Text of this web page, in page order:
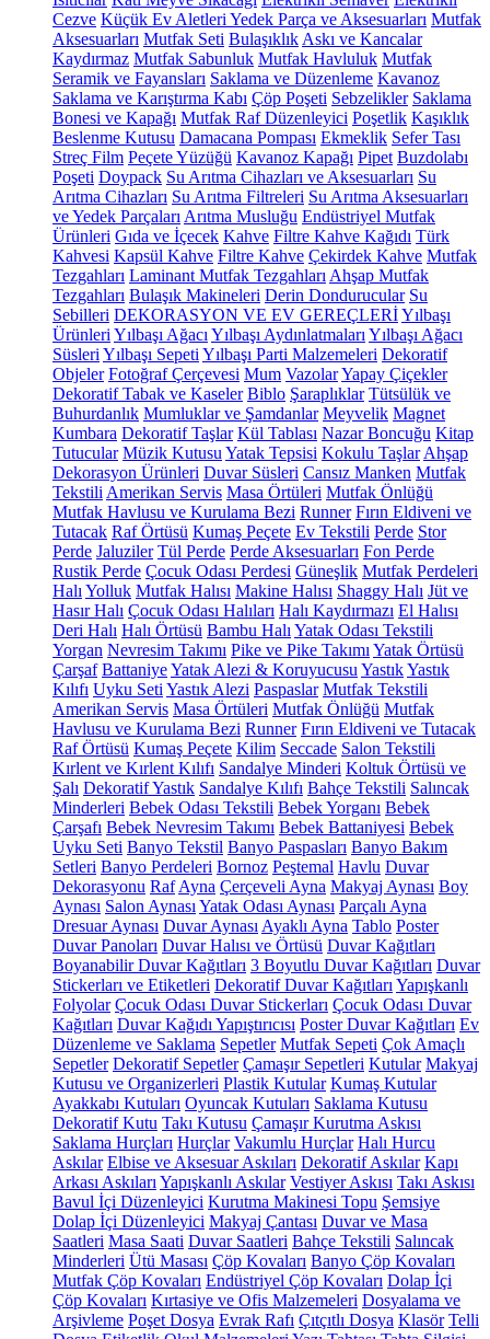
Cezve Küçük Ev Aletleri Yedek Parça ve Aksesuarları Mutfak
Aksesuarları Mutfak Seti Bulaşıklık Askı ve Kancalar
Kaydırmaz Mutfak Sabunluk Mutfak Havluluk Mutfak
Seramik ve Fayansları Saklama ve Düzenleme Kavanoz
Saklama ve Karıştırma Kabı Çöp Poşeti Sebzelikler Saklama
Bonesi ve Kapağı Mutfak Raf Düzenleyici Poşetlik Kaşıklık
Beslenme Kutusu Damacana Pompası Ekmeklik Sefer Tası
Streç Film Peçete Yüzüğü Kavanoz Kapağı Pipet Buzdolabı
Poşeti Doypack Su Arıtma Cihazları ve Aksesuarları Su
Arıtma Cihazları Su Arıtma Filtreleri Su Arıtma Aksesuarları
ve Yedek Parçaları Arıtma Musluğu Endüstriyel Mutfak
Ürünleri Gıda ve İçecek Kahve Filtre Kahve Kağıdı Türk
Kahvesi Kapsül Kahve Filtre Kahve Çekirdek Kahve Mutfak
Tezgahları Laminant Mutfak Tezgahları Ahşap Mutfak
Tezgahları Bulaşık Makineleri Derin Dondurucular Su
Sebilleri DEKORASYON VE EV GEREÇLERİYılbaşı
Ürünleri Yılbaşı Ağacı Yılbaşı Aydınlatmaları Yılbaşı Ağacı
Süsleri Yılbaşı Sepeti Yılbaşı Parti Malzemeleri Dekoratif
Objeler Fotoğraf Çerçevesi Mum VazolarYapay Çiçekler
Dekoratif Tabak ve Kaseler Biblo Şaraplıklar Tütsülük ve
Buhurdanlık Mumluklar ve Şamdanlar Meyvelik Magnet
Kumbara Dekoratif Taşlar Kül Tablası Nazar Boncuğu Kitap
Tutucular Müzik Kutusu Yatak Tepsisi Kokulu Taşlar Ahşap
Dekorasyon Ürünleri Duvar Süsleri Cansız Manken Mutfak
Tekstili Amerikan Servis Masa Örtüleri Mutfak Önlüğü
Mutfak Havlusu ve Kurulama Bezi Runner Fırın Eldiveni ve
Tutacak Raf Örtüsü Kumaş Peçete Ev Tekstili Perde Stor
Perde Jaluziler Tül Perde Perde Aksesuarları Fon Perde
Rustik Perde Çocuk Odası Perdesi Güneşlik Mutfak Perdeleri
Halı Yolluk Mutfak Halısı Makine Halısı Shaggy Halı Jüt ve
Hasır Halı Çocuk Odası Halıları Halı Kaydırmazı El Halısı
Deri Halı Halı Örtüsü Bambu Halı Yatak Odası Tekstili
Yorgan Nevresim Takımı Pike ve Pike Takımı Yatak Örtüsü
Çarşaf BattaniyeYatak Alezi & Koruyucusu YastıkYastık
Kılıfı Uyku Seti Yastık Alezi Paspaslar Mutfak Tekstili
Amerikan Servis Masa Örtüleri Mutfak Önlüğü Mutfak
Havlusu ve Kurulama Bezi Runner Fırın Eldiveni ve Tutacak
Raf Örtüsü Kumaş Peçete Kilim Seccade Salon Tekstili
Kırlent ve Kırlent Kılıfı Sandalye Minderi Koltuk Örtüsü ve
Şalı Dekoratif Yastık Sandalye Kılıfı Bahçe Tekstili Salıncak
Minderleri Bebek Odası Tekstili Bebek Yorganı Bebek
Çarşafı Bebek Nevresim Takımı Bebek Battaniyesi Bebek
Uyku Seti Banyo Tekstil Banyo Paspasları Banyo Bakım
Setleri Banyo Perdeleri Bornoz Peştemal Havlu Duvar
Dekorasyonu Raf Ayna Çerçeveli Ayna Makyaj Aynası Boy
Aynası Salon Aynası Yatak Odası Aynası Parçalı Ayna
Dresuar Aynası Duvar Aynası Ayaklı Ayna Tablo Poster
Duvar Panoları Duvar Halısı ve Örtüsü Duvar Kağıtları
Boyanabilir Duvar Kağıtları 3 Boyutlu Duvar Kağıtları Duvar
Stickerları ve Etiketleri Dekoratif Duvar Kağıtları Yapışkanlı
Folyolar Çocuk Odası Duvar Stickerları Çocuk Odası Duvar
Kağıtları Duvar Kağıdı Yapıştırıcısı Poster Duvar Kağıtları Ev
Düzenleme ve Saklama Sepetler Mutfak Sepeti Çok Amaçlı
Sepetler Dekoratif Sepetler Çamaşır Sepetleri Kutular Makyaj
Kutusu ve Organizerleri Plastik Kutular Kumaş Kutular
Ayakkabı Kutuları Oyuncak Kutuları Saklama Kutusu
Dekoratif Kutu Takı Kutusu Çamaşır Kurutma Askısı
Saklama Hurçları Hurçlar Vakumlu Hurçlar Halı Hurcu
Askılar Elbise ve Aksesuar Askıları Dekoratif Askılar Kapı
Arkası Askıları Yapışkanlı Askılar Vestiyer Askısı Takı Askısı
Bavul İçi Düzenleyici Kurutma Makinesi Topu Şemsiye
Dolap İçi Düzenleyici Makyaj Çantası Duvar ve Masa
Saatleri Masa Saati Duvar Saatleri Bahçe Tekstili Salıncak
Minderleri Ütü Masası Çöp Kovaları Banyo Çöp Kovaları
Mutfak Çöp Kovaları Endüstriyel Çöp Kovaları Dolap İçi
Çöp Kovaları Kırtasiye ve Ofis Malzemeleri Dosyalama ve
Arşivleme Poşet Dosya Evrak Rafı Çıtçıtlı Dosya Klasör Telli